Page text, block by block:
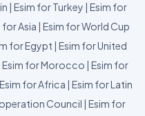
| Esim for Turkey | Esim for
for Asia | Esim for World Cup
for Egypt | Esim for United
Esim for Morocco | Esim for
Esim for Africa | Esim for Latin
Council | Esim for